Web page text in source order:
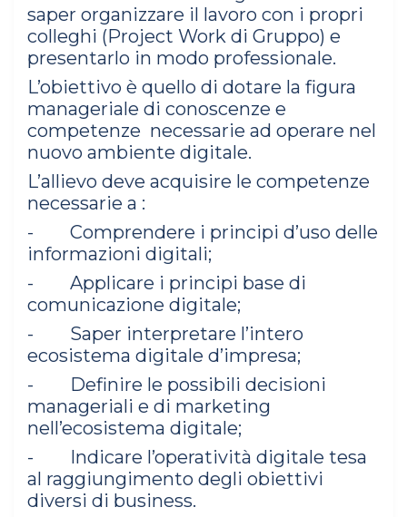
saper organizzare il lavoro con i propri
colleghi (Project Work di Gruppo) e
presentarlo in modo professionale.
L’obiettivo è quello di dotare la figura
manageriale di conoscenze e
competenze necessarie ad operare nel
nuovo ambiente digitale.
L’allievo deve acquisire le competenze
necessarie a :
- Comprendere i principi d’uso delle
informazioni digitali;
- Applicare i principi base di
comunicazione digitale;
- Saper interpretare l’intero
ecosistema digitale d’impresa;
- Definire le possibili decisioni
manageriali e di marketing
nell’ecosistema digitale;
- Indicare l’operatività digitale tesa
al raggiungimento degli obiettivi
diversi di business.